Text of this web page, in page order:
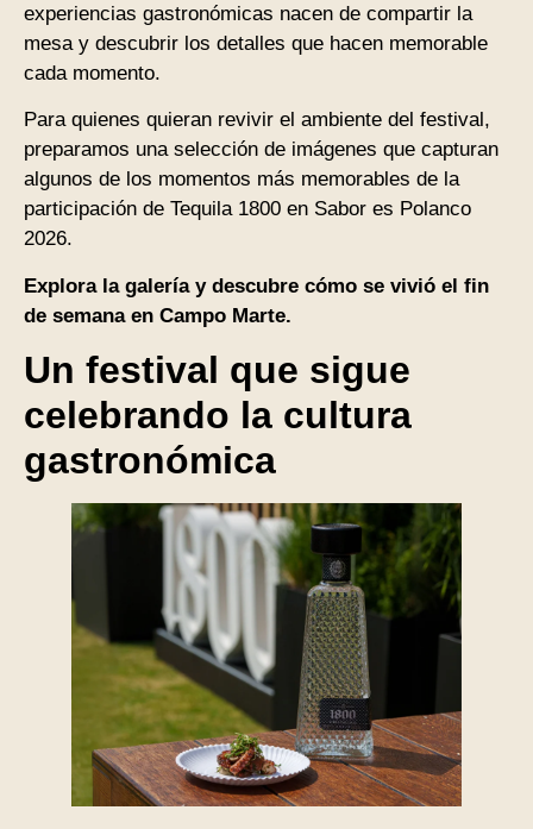
experiencias gastronómicas nacen de compartir la
mesa y descubrir los detalles que hacen memorable
cada momento.
Para quienes quieran revivir el ambiente del festival,
preparamos una selección de imágenes que capturan
algunos de los momentos más memorables de la
participación de Tequila 1800 en Sabor es Polanco
2026.
Explora la galería y descubre cómo se vivió el fin
de semana en Campo Marte.
Un festival que sigue
celebrando la cultura
gastronómica